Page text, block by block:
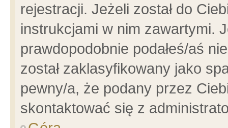
rejestracji. Jeżeli został do
instrukcjami w nim zawartymi.
prawdopodobnie podałeś/aś
został zaklasyfikowany jako
pewny/a, że podany przez
skontaktować się z